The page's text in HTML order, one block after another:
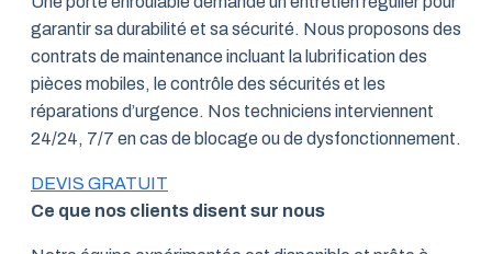
garantir sa durabilité et sa sécurité. Nous proposons des
contrats de maintenance incluant la lubrification des
pièces mobiles, le contrôle des sécurités et les
réparations d’urgence. Nos techniciens interviennent
24/24, 7/7 en cas de blocage ou de dysfonctionnement.
DEVIS GRATUIT
Ce que nos clients disent sur nous